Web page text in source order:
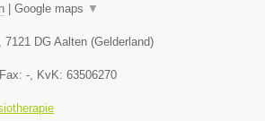
Google maps ▼
7121 DG Aalten (Gelderland)
Fax: - , KvK: 63506270